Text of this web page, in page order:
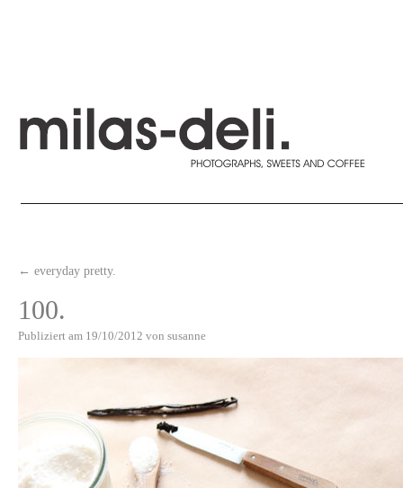
← everyday pretty.
100.
Publiziert am 19/10/2012 von susanne